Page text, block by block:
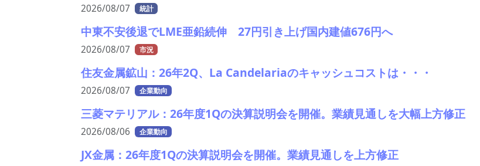
2026/08/07 統計
中東不安後退でLME亜鉛続伸 27円引き上げ国内建値676円へ
2026/08/07 市況
住友金属鉱山：26年2Q、La Candelariaのキャッシュコストは・・・
2026/08/07 企業動向
三菱マテリアル：26年度1Qの決算説明会を開催。業績見通しを大幅上方修正
2026/08/06 企業動向
JX金属：26年度1Qの決算説明会を開催。業績見通しを上方修正